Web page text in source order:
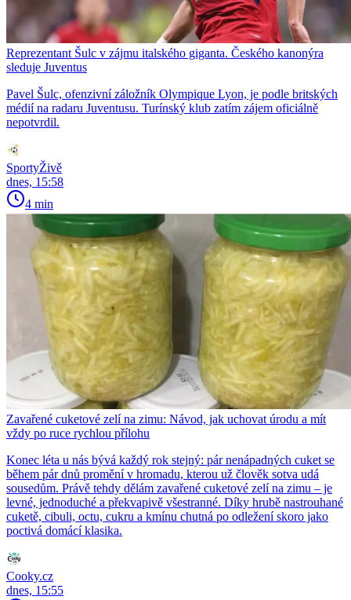
Reprezentant Šulc v zájmu italského giganta. Českého kanonýra
sleduje Juventus
Pavel Šulc, ofenzivní záložník Olympique Lyon, je podle britských
médií na radaru Juventusu. Turínský klub zatím zájem oficiálně
nepotvrdil.
SportyŽivě
dnes, 15:58
4 min
Zavařené cuketové zelí na zimu: Návod, jak uchovat úrodu a mít
vždy po ruce rychlou přílohu
Konec léta u nás bývá každý rok stejný: pár nenápadných cuket se
během pár dnů promění v hromadu, kterou už člověk sotva udá
sousedům. Právě tehdy dělám zavařené cuketové zelí na zimu – je
levné, jednoduché a překvapivě všestranné. Díky hrubě nastrouhané
cuketě, cibuli, octu, cukru a kmínu chutná po odležení skoro jako
poctivá domácí klasika.
Cooky.cz
dnes, 15:55